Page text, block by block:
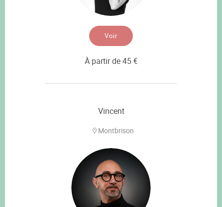
Voir
À partir de 45 €
Vincent
Montbrison